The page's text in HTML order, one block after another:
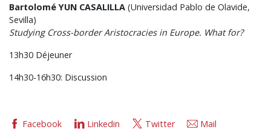
Bartolomé YUN CASALILLA (Universidad Pablo de Olavide,
Sevilla)
Studying Cross-border Aristocracies in Europe. What for?
13h30 Déjeuner
14h30-16h30: Discussion
Facebook Linkedin Twitter Mail